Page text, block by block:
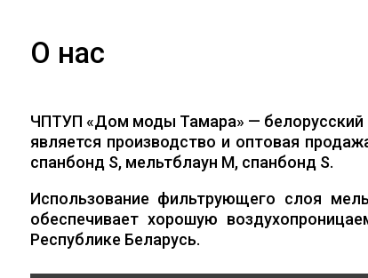
О нас
ЧПТУП «Дом моды Тамара» — белорусский
является производство и оптовая
спанбонд S, мельтблаун M, спанбонд S.
Использование фильтрующего слоя
обеспечивает хорошую
Республике Беларусь.